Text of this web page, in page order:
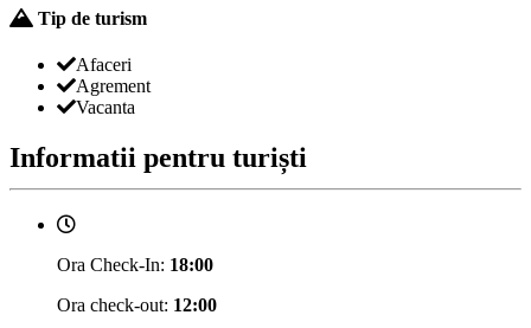
Tip de turism
Afaceri
Agrement
Vacanta
Informatii pentru turiști
Ora Check-In: 18:00
Ora check-out: 12:00